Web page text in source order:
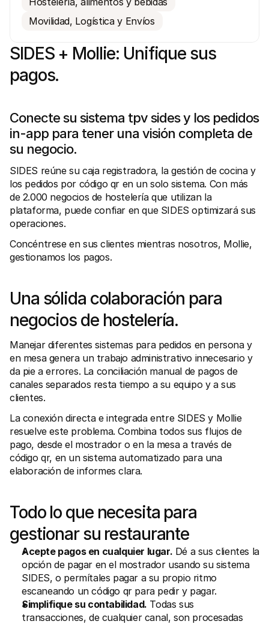
Movilidad, Logística y Envíos
SIDES + Mollie: Unifique sus
pagos.
Conecte su sistema tpv sides y los pedidos
in-app para tener una visión completa de
su negocio.
SIDES reúne su caja registradora, la gestión de cocina y
los pedidos por código qr en un solo sistema. Con más
de 2.000 negocios de hostelería que utilizan la
plataforma, puede confiar en que SIDES optimizará sus
operaciones.
Concéntrese en sus clientes mientras nosotros, Mollie,
gestionamos los pagos.
Una sólida colaboración para
negocios de hostelería.
Manejar diferentes sistemas para pedidos en persona y
en mesa genera un trabajo administrativo innecesario y
da pie a errores. La conciliación manual de pagos de
canales separados resta tiempo a su equipo y a sus
clientes.
La conexión directa e integrada entre SIDES y Mollie
resuelve este problema. Combina todos sus flujos de
pago, desde el mostrador o en la mesa a través de
código qr, en un sistema automatizado para una
elaboración de informes clara.
Todo lo que necesita para
gestionar su restaurante
Acepte pagos en cualquier lugar. Dé a sus clientes la
opción de pagar en el mostrador usando su sistema
SIDES, o permítales pagar a su propio ritmo
escaneando un código qr para pedir y pagar.
Simplifique su contabilidad. Todas sus
transacciones, de cualquier canal, son procesadas
Biblioteca
Integra Mollie con bibliotecas listas para usar
Comunidad Discord
Únete a nuestra comunidad de desarrolladores
Precios
Consultar nuestros precios
Sobre nosotros
Descubre más sobre nuestra
historia y valores
Noticias
Vacantes
¡Trabaja con nosotros!
Mira
Contacto
Clientes de Mollie
Contactar equipo de atención al cliente
Contactar equipo de ventas
Descubre cómo podemos ayudar a tu empresa